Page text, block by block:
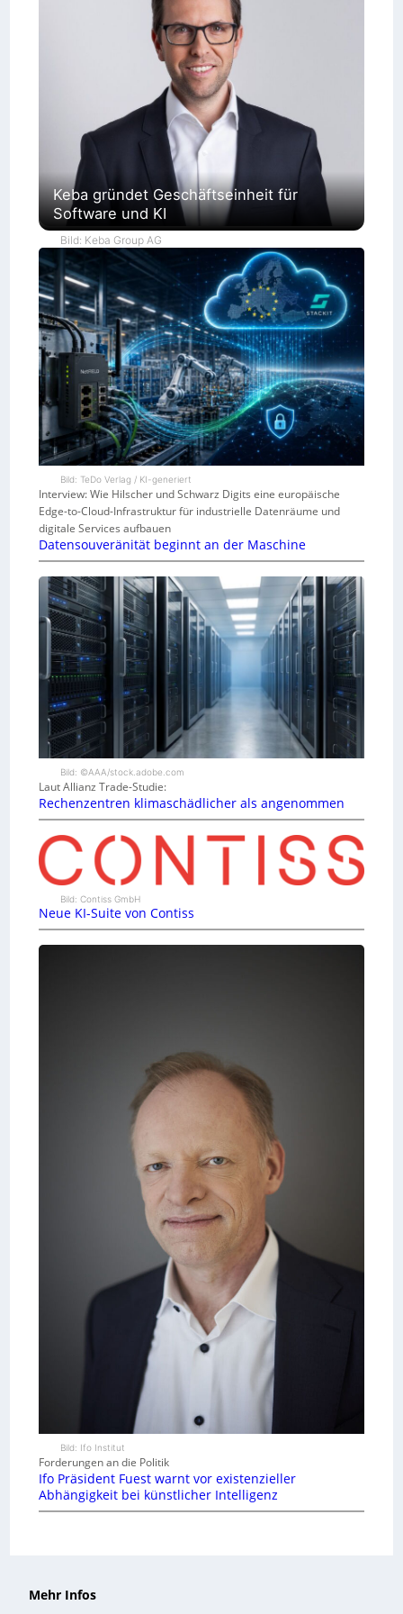
Keba gründet Geschäftseinheit für
Software und KI
Bild: Keba Group AG
Bild: TeDo Verlag / KI-generiert
Interview: Wie Hilscher und Schwarz Digits eine europäische
Edge-to-Cloud-Infrastruktur für industrielle Datenräume und
digitale Services aufbauen
Datensouveränität beginnt an der Maschine
Bild: ©AAA/stock.adobe.com
Laut Allianz Trade-Studie:
Rechenzentren klimaschädlicher als angenommen
Bild: Contiss GmbH
Neue KI-Suite von Contiss
Bild: Ifo Institut
Forderungen an die Politik
Ifo Präsident Fuest warnt vor existenzieller
Abhängigkeit bei künstlicher Intelligenz
Mehr Infos